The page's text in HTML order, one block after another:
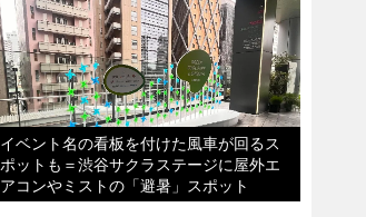
イベント名の看板を付けた風車が回るス
ポットも＝渋谷サクラステージに屋外エ
アコンやミストの「避暑」スポット